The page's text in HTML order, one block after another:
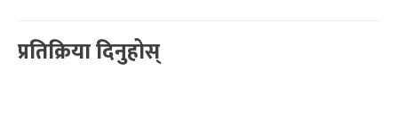
प्रतिक्रिया दिनुहोस्